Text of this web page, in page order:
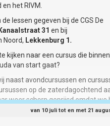
het RIVM.
lessen gegeven bij de CGS De
Kanaalstraat 31 en bij
Noord, Lekkenburg 1.
kijken naar een cursus die
van start gaat?
naast avondcursussen en
op de zaterdagochtend
weer scherp geprijsd omdat we
mogelijk belangstellenden
van 10 juli tot en met 21